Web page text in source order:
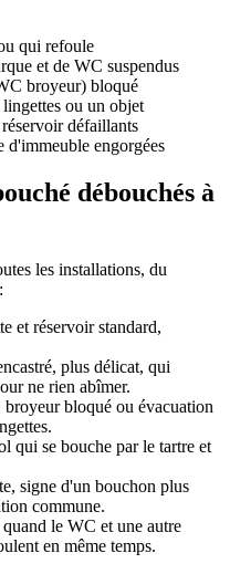
qui refoule
et de WC suspendus
broyeur) bloqué
ou un objet
défaillants
d'immeuble engorgées
débouchés à
les installations, du
et réservoir standard,
plus délicat, qui
ne rien abîmer.
broyeur bloqué ou évacuation
qui se bouche par le tartre et
signe d'un bouchon plus
commune.
quand le WC et une autre
en même temps.